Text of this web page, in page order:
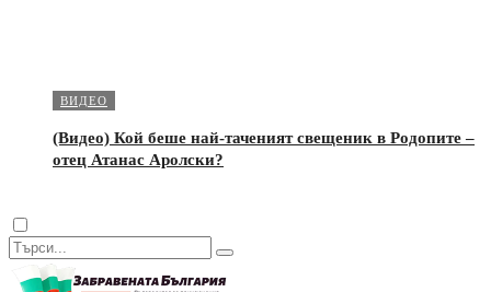
ВИДЕО
(Видео) Кой беше най-таченият свещеник в Родопите –
отец Атанас Аролски?
Dark
mode